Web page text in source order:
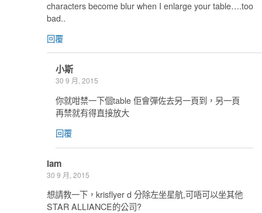
characters become blur when I enlarge your table….too
bad..
回覆
小斯
30 9 月, 2015
你就咁禁一下個table 佢會彈佐去另一頁到，另一頁
再禁就有得直接放大
回覆
lam
30 9 月, 2015
想請教一下，krisflyer d 分除左坐星航,可唔可以坐其他
STAR ALLIANCE的公司?